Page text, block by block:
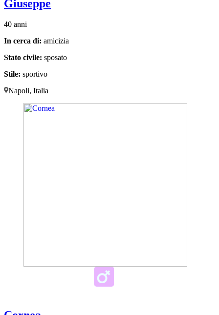
Giuseppe
40 anni
In cerca di: amicizia
Stato civile: sposato
Stile: sportivo
Napoli, Italia